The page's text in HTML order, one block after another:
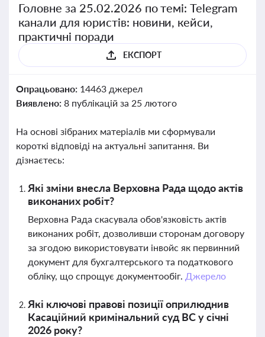
Головне за 25.02.2026 по темі: Telegram
канали для юристів: новини, кейси,
практичні поради
ЕКСПОРТ
Опрацьовано: 14463 джерел
Виявлено: 8 публікацій за 25 лютого
На основі зібраних матеріалів ми сформували
короткі відповіді на актуальні запитання. Ви
дізнаєтесь:
Які зміни внесла Верховна Рада щодо актів
виконаних робіт?
Верховна Рада скасувала обов'язковість актів
виконаних робіт, дозволивши сторонам договору
за згодою використовувати інвойс як первинний
документ для бухгалтерського та податкового
обліку, що спрощує документообіг. Джерело
Які ключові правові позиції оприлюднив
Касаційний кримінальний суд ВС у січні
2026 року?